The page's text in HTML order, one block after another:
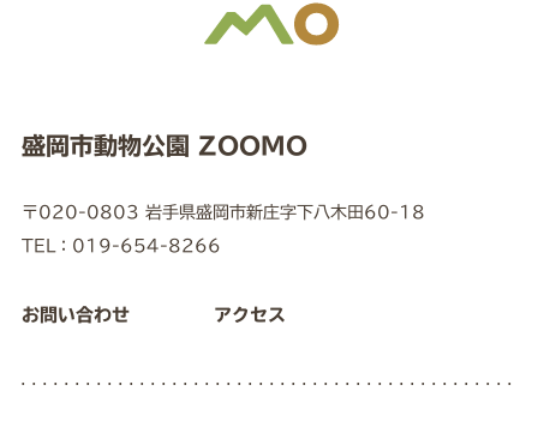
盛岡市動物公園 ZOOMO
〒020-0803 岩手県盛岡市新庄字下八木田60-18
TEL：019-654-8266
お問い合わせ アクセス